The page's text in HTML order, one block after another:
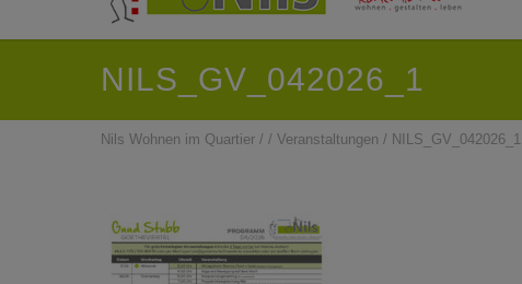
NILS_GV_042026_1
Nils Wohnen im Quartier / / Veranstaltungen / NILS_GV_042026_1